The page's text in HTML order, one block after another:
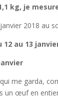
kg, je
2018 au
12 au 13
me garda,
un œuf en